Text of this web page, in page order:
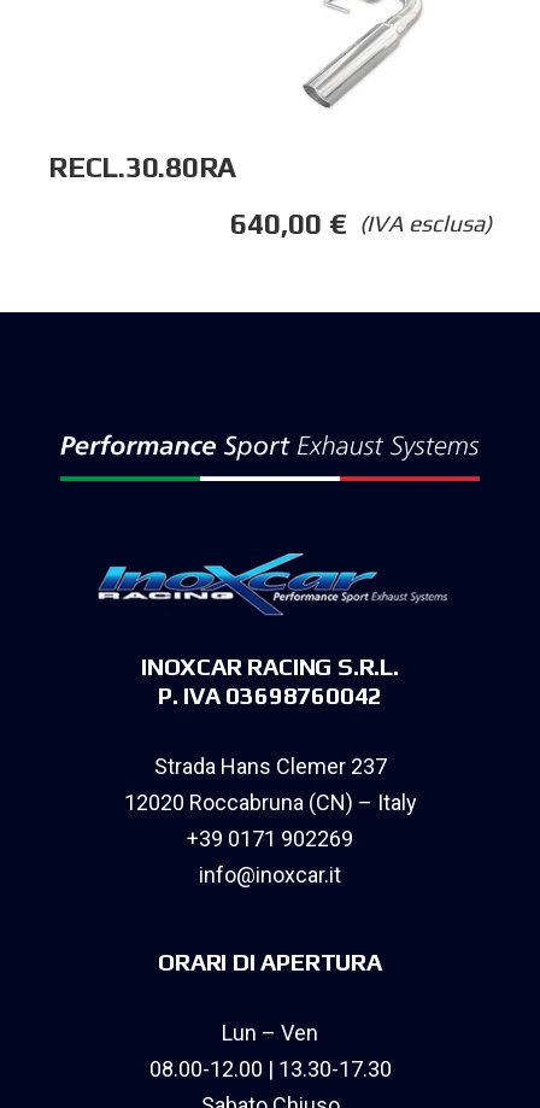
RECL.30.80RA
(IVA esclusa)
640,00 €
INOXCAR RACING S.R.L.
P. IVA 03698760042
Strada Hans Clemer 237
12020 Roccabruna (CN) – Italy
+39 0171 902269
info@inoxcar.it
ORARI DI APERTURA
Lun – Ven
08.00-12.00 | 13.30-17.30